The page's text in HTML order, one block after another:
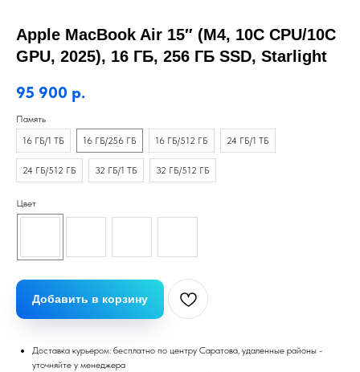
Apple MacBook Air 15″ (M4, 10C CPU/10C
GPU, 2025), 16 ГБ, 256 ГБ SSD, Starlight
95 900 р.
Память
16 ГБ/1 ТБ
16 ГБ/256 ГБ 16 ГБ/512 ГБ 24 ГБ/1 ТБ
24 ГБ/512 ГБ 32 ГБ/1 ТБ 32 ГБ/512 ГБ
Цвет
Добавить в корзину
Доставка курьером: бесплатно по центру Саратова, удаленные районы -
уточняйте у менеджера